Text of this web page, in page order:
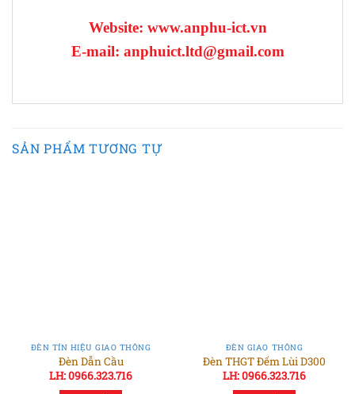
Website: www.anphu-ict.vn
E-mail: anphuict.ltd@gmail.com
SẢN PHẨM TƯƠNG TỰ
ĐÈN TÍN HIỆU GIAO THÔNG
Đèn Dẫn Cầu
LH: 0966.323.716
ĐÈN GIAO THÔNG
Đèn THGT Đếm Lùi D300
LH: 0966.323.716